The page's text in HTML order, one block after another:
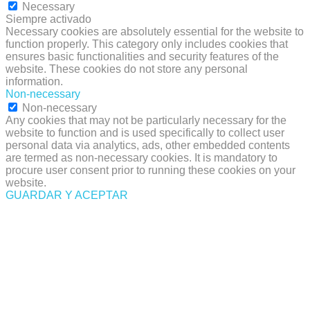
Necessary
Siempre activado
Necessary cookies are absolutely essential for the website to
function properly. This category only includes cookies that
ensures basic functionalities and security features of the
website. These cookies do not store any personal
information.
Non-necessary
Non-necessary
Any cookies that may not be particularly necessary for the
website to function and is used specifically to collect user
personal data via analytics, ads, other embedded contents
are termed as non-necessary cookies. It is mandatory to
procure user consent prior to running these cookies on your
website.
GUARDAR Y ACEPTAR